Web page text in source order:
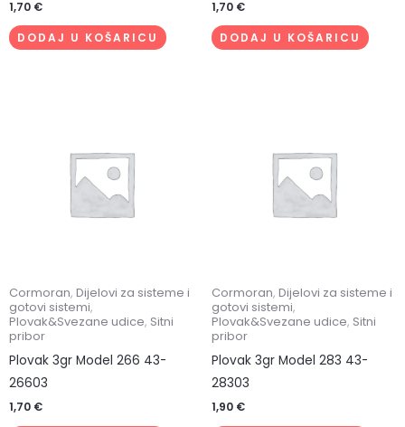
1,70 €
DODAJ U KOŠARICU
1,70 €
DODAJ U KOŠARICU
Cormoran, Dijelovi za sisteme i
gotovi sistemi,
Plovak&Svezane udice, Sitni
pribor
Plovak 3gr Model 266 43-
26603
1,70 €
Cormoran, Dijelovi za sisteme i
gotovi sistemi,
Plovak&Svezane udice, Sitni
pribor
Plovak 3gr Model 283 43-
28303
1,90 €